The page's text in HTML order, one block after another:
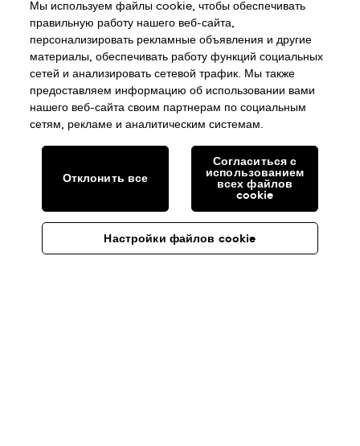
Мы используем файлы cookie, чтобы обеспечивать
правильную работу нашего веб-сайта,
персонализировать рекламные объявления и другие
материалы, обеспечивать работу функций социальных
сетей и анализировать сетевой трафик. Мы также
предоставляем информацию об использовании вами
нашего веб-сайта своим партнерам по социальным
сетям, рекламе и аналитическим системам.
Настройки файлов cookie
Отклонить все
Согласиться с
использованием
всех файлов
cookie